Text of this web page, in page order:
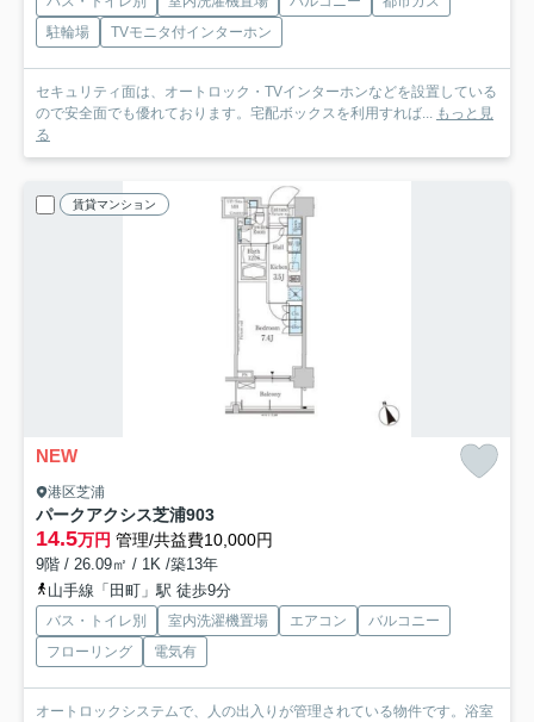
駐輪場
TVモニタ付インターホン
セキュリティ面は、オートロック・TVインターホンなどを設置している
ので安全面でも優れております。宅配ボックスを利用すれば... もっと見
る
賃貸マンション
NEW
港区芝浦
パークアクシス芝浦903
14.5万円 管理/共益費10,000円
9階 / 26.09㎡ / 1K /築13年
山手線「田町」駅 徒歩9分
バス・トイレ別 室内洗濯機置場 エアコン
バルコニー
フローリング
電気有
オートロックシステムで、人の出入りが管理されている物件です。浴室